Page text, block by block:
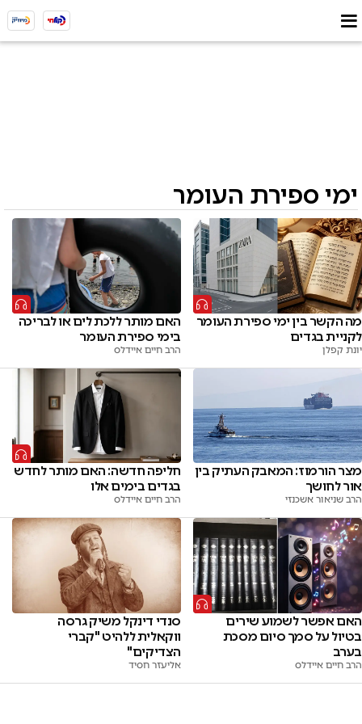
ימי ספירת העומר
מה הקשר בין ימי ספירת העומר
לקניית בגדים
יונת קפלן
האם מותר ללכת לים או לבריכה
בימי ספירת העומר
הרב חיים איידלס
מצר הורמוז: המאבק העתיק בין
אור לחושך
הרב שניאור אשכנזי
חליפה חדשה: האם מותר לחדש
בגדים בימים אלו
הרב חיים איידלס
האם אפשר לשמוע שירים
בטיול על סמך סיום מסכת
בערב
הרב חיים איידלס
סנדי דינקל משיק גרסה
ווקאלית ללהיט "קברי
הצדיקים"
אליעזר חסיד